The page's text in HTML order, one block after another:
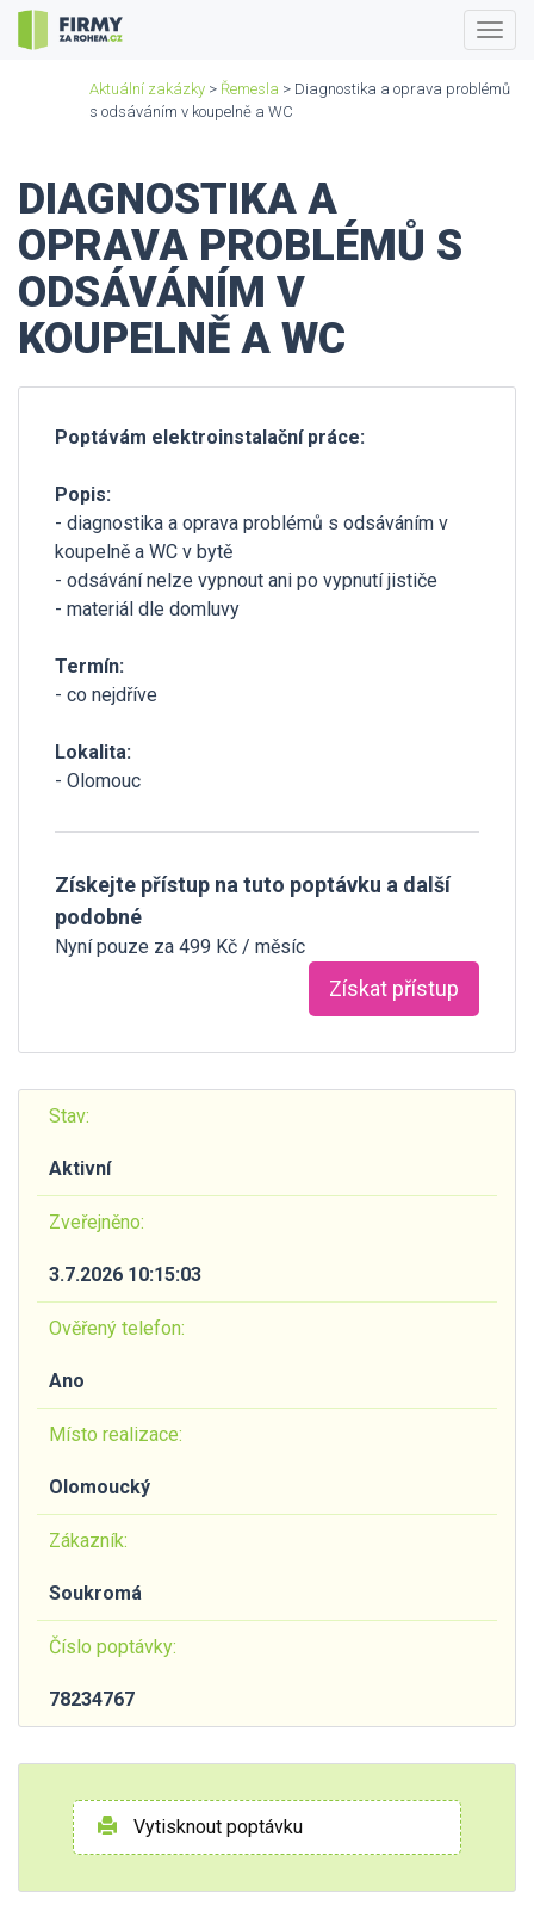
Aktuální zakázky > Řemesla > Diagnostika a oprava problémů
s odsáváním v koupelně a WC
DIAGNOSTIKA A
OPRAVA PROBLÉMŮ S
ODSÁVÁNÍM V
KOUPELNĚ A WC
Poptávám elektroinstalační práce:
Popis:
- diagnostika a oprava problémů s odsáváním v
koupelně a WC v bytě
- odsávání nelze vypnout ani po vypnutí jističe
- materiál dle domluvy
Termín:
- co nejdříve
Lokalita:
- Olomouc
Získejte přístup na tuto poptávku a další
podobné
Nyní pouze za 499 Kč / měsíc
Získat přístup
Stav:
Aktivní
Zveřejněno:
3.7.2026 10:15:03
Ověřený telefon:
Ano
Místo realizace:
Olomoucký
Zákazník:
Soukromá
Číslo poptávky:
78234767
Vytisknout poptávku